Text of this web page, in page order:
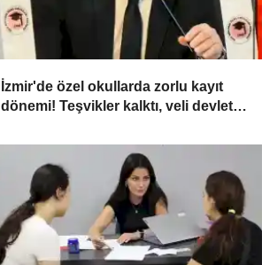
İzmir'de özel okullarda zorlu kayıt
dönemi! Teşvikler kalktı, veli devlet